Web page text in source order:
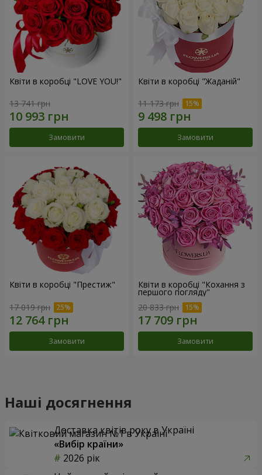
Квіти в коробці "LOVE YOU!"
13 741 грн
Замовити
Квіти в коробці "Жаданій"
11 173 грн
Замовити
Квіти в коробці "Престиж"
17 019 грн
Замовити
Квіти в коробці "Кохання з
першого погляду"
20 833 грн
Замовити
Наші досягнення
Доставка квітів року в Україні
«Вибір країни»
2026 рік